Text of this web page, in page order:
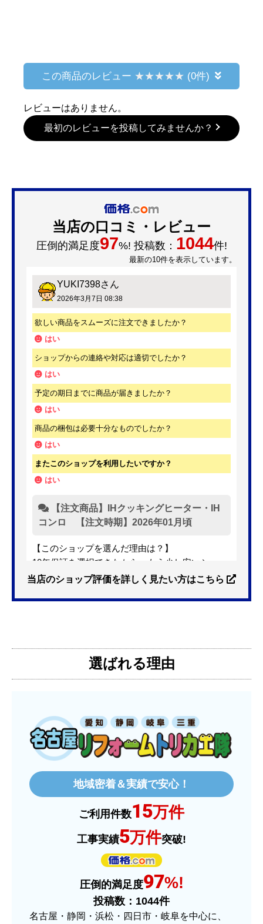
この商品のレビュー (0件)
レビューはありません。
最初のレビューを投稿してみませんか？
当店の口コミ・レビュー
圧倒的満足度97%! 投稿数： 1044件!
最新の10件を表示しています。
YUKI7398さん
2026年3月7日 08:38
欲しい商品をスムーズに注文できましたか？
はい
ショップからの連絡や対応は適切でしたか？
はい
予定の期日までに商品が届きましたか？
はい
商品の梱包は必要十分なものでしたか？
はい
またこのショップを利用したいですか？
はい
【注文商品】IHクッキングヒーター・IH
コンロ 【注文時期】2026年01月頃
【このショップを選んだ理由は？】
10年保証を選択できたから。もう少し安いショッ
プも有ったが、5年保証しかなかった。
【その他感想・コメント】
ものおきものおきさん
2025年12月26日 18:45
欲しい商品をスムーズに注文できましたか？
はい
ショップからの連絡や対応は適切でしたか？
商品の梱包は必要十分なものでしたか？
またこのショップを利用したいですか？
はい
当店のショップ評価を詳しく見たい方はこちら
選ばれる理由
地域密着＆実績で安心！
ご利用件数15万件
工事実績5万件突破!
圧倒的満足度97%!
投稿数： 1044件
名古屋・静岡・浜松・四日市・岐阜を中心に、